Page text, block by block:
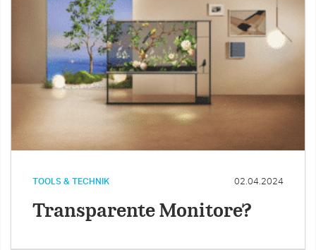
TOOLS & TECHNIK 02.04.2024
Transparente Monitore?